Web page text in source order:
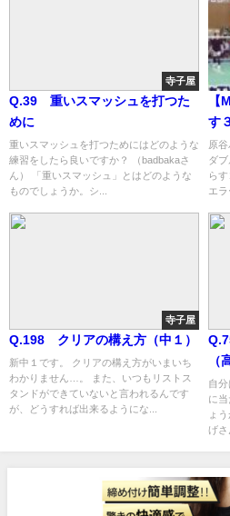
寺子屋
Q.39 重いスマッシュを打つた
めに
重いスマッシュを打つためにはどのような
練習をしたら良いですか？ （badbakaさ
ん） 「重いスマッシュ」とはどのような
ものでしょうか。シ...
【
す
原
ダ
ら
エ
寺子屋
Q.198 クリアの構え方（中１）
新中１です。 クリアの構え方がいまいち
わかりません…。 また、いつもリストス
タンドができていないと言われるんです
が、どうすれば出来るようにな...
（
自
に
ょ
げさ